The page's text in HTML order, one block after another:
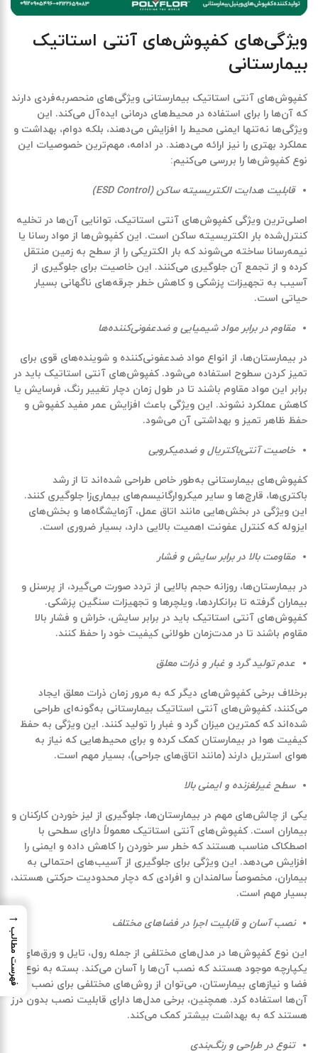
ویژگی‌های کفپوش‌های آنتی استاتیک
بیمارستانی
کفپوش‌های آنتی استاتیک بیمارستانی ویژگی‌های منحصر‌به‌فردی دارند
که آن‌ها را برای استفاده در محیط‌های درمانی ایده‌آل می‌کند. این
ویژگی‌ها نه‌تنها ایمنی محیط را افزایش می‌دهند، بلکه دوام، بهداشت و
عملکرد بهتری را نیز ارائه می‌دهند. در ادامه، مهم‌ترین خصوصیات این
نوع کفپوش‌ها را بررسی می‌کنیم:
قابلیت هدایت الکتریسیته ساکن (ESD Control)
اصلی‌ترین ویژگی کفپوش‌های آنتی استاتیک، توانایی آن‌ها در تخلیه
کنترل‌شده بار الکتریسیته ساکن است. این کفپوش‌ها از مواد رسانا یا
نیمه‌رسانا ساخته می‌شوند که بار الکتریکی را از سطح به زمین منتقل
کرده و از تجمع آن جلوگیری می‌کنند. این خاصیت برای جلوگیری از
آسیب به تجهیزات پزشکی و کاهش خطر جرقه‌های ناگهانی بسیار
حیاتی است.
مقاوم در برابر مواد شیمیایی و ضدعفونی‌کننده‌ها
در بیمارستان‌ها، از انواع مواد ضدعفونی‌کننده و شوینده‌های قوی برای
تمیز کردن سطوح استفاده می‌شود. کفپوش‌های آنتی استاتیک باید در
برابر این مواد مقاوم باشند تا در طول زمان دچار تغییر رنگ، فرسایش یا
کاهش عملکرد نشوند. این ویژگی باعث افزایش عمر مفید کفپوش و
حفظ ظاهر تمیز و بهداشتی آن می‌شود.
خاصیت آنتی‌باکتریال و ضد‌میکروبی
کفپوش‌های بیمارستانی به‌طور خاص طراحی شده‌اند تا از رشد
باکتری‌ها، قارچ‌ها و سایر میکروارگانیسم‌های بیماری‌زا جلوگیری کنند.
این ویژگی در بخش‌هایی مانند اتاق عمل، آزمایشگاه‌ها و بخش‌های
ایزوله که کنترل عفونت اهمیت بالایی دارد، بسیار ضروری است.
مقاومت بالا در برابر سایش و فشار
در بیمارستان‌ها، روزانه حجم بالایی از تردد صورت می‌گیرد، از پرسنل و
بیماران گرفته تا برانکاردها، ویلچرها و تجهیزات سنگین پزشکی.
کفپوش‌های آنتی استاتیک باید در برابر سایش، خراش و فشار بالا
مقاوم باشند تا در مدت‌زمان طولانی کیفیت خود را حفظ کنند.
عدم تولید گرد و غبار و ذرات معلق
برخلاف برخی کفپوش‌های دیگر که به مرور زمان ذرات معلق ایجاد
می‌کنند، کفپوش‌های آنتی استاتیک بیمارستانی به‌گونه‌ای طراحی
شده‌اند که کمترین میزان گرد و غبار را تولید کنند. این ویژگی به حفظ
کیفیت هوا در بیمارستان کمک کرده و برای محیط‌هایی که نیاز به
هوای استریل دارند (مانند اتاق‌های جراحی)، بسیار مهم است.
سطح غیرلغزنده و ایمنی بالا
یکی از چالش‌های مهم در بیمارستان‌ها، جلوگیری از لیز خوردن کارکنان و
بیماران است. کفپوش‌های آنتی استاتیک معمولاً دارای سطحی با
اصطکاک مناسب هستند که خطر سر خوردن را کاهش داده و ایمنی را
افزایش می‌دهد. این ویژگی برای جلوگیری از آسیب‌های احتمالی به
بیماران، مخصوصاً سالمندان و افرادی که دچار محدودیت حرکتی هستند،
بسیار مهم است.
نصب آسان و قابلیت اجرا در فضاهای مختلف
این نوع کفپوش‌ها در مدل‌های مختلفی از جمله رول، تایل و ورق‌های
یکپارچه موجود هستند که نصب آن‌ها را آسان می‌کند. بسته به نوع
فضا و نیازهای بیمارستان، می‌توان از روش‌های مختلفی برای نصب
آن‌ها استفاده کرد. همچنین، برخی مدل‌ها دارای قابلیت نصب بدون درز
هستند که به بهداشت بیشتر کمک می‌کند.
تنوع در طراحی و رنگ‌بندی
→
فهرست مطالب